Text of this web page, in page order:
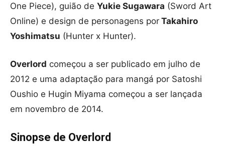
One Piece), guião de Yukie Sugawara (Sword Art
Online) e design de personagens por Takahiro
Yoshimatsu (Hunter x Hunter).
Overlord começou a ser publicado em julho de
2012 e uma adaptação para mangá por Satoshi
Oushio e Hugin Miyama começou a ser lançada
em novembro de 2014.
Sinopse de Overlord